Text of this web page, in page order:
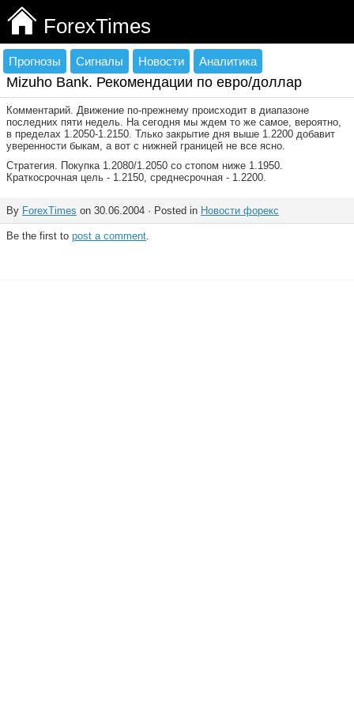
ForexTimes
Прогнозы Сигналы Новости Аналитика
Mizuho Bank. Рекомендации по евро/доллар
Комментарий. Движение по-прежнему происходит в диапазоне
последних пяти недель. На сегодня мы ждем то же самое, вероятно,
в пределах 1.2050-1.2150. Тлько закрытие дня выше 1.2200 добавит
уверенности быкам, а вот с нижней границей не все ясно.
Стратегия. Покупка 1.2080/1.2050 со стопом ниже 1.1950.
Краткосрочная цель - 1.2150, среднесрочная - 1.2200.
By ForexTimes on 30.06.2004 · Posted in Новости форекс
Be the first to post a comment.